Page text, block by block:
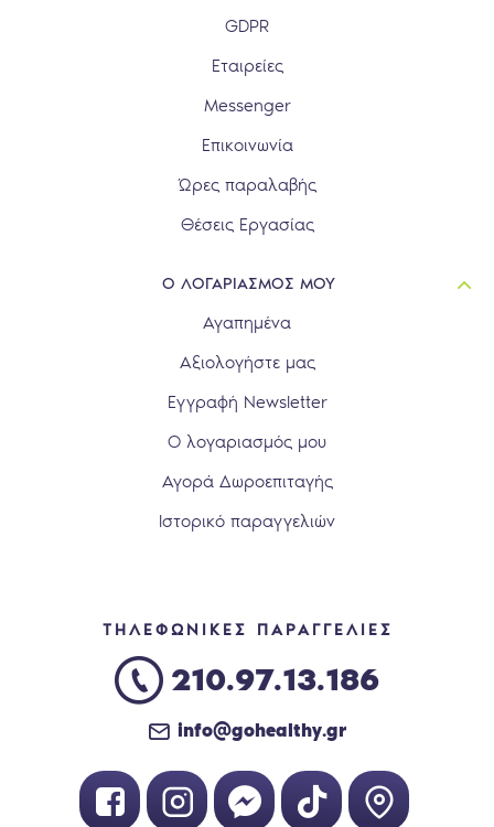
GDPR
Εταιρείες
Messenger
Επικοινωνία
Ώρες παραλαβής
Θέσεις Εργασίας
Ο ΛΟΓΑΡΙΑΣΜΟΣ ΜΟΥ
Αγαπημένα
Αξιολογήστε μας
Εγγραφή Newsletter
Ο λογαριασμός μου
Αγορά Δωροεπιταγής
Ιστορικό παραγγελιών
ΤΗΛΕΦΩΝΙΚΕΣ ΠΑΡΑΓΓΕΛΙΕΣ
210.97.13.186
info@gohealthy.gr